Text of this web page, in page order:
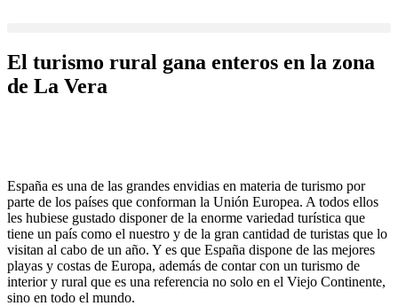
El turismo rural gana enteros en la zona
de La Vera
España es una de las grandes envidias en materia de turismo por
parte de los países que conforman la Unión Europea. A todos ellos
les hubiese gustado disponer de la enorme variedad turística que
tiene un país como el nuestro y de la gran cantidad de turistas que lo
visitan al cabo de un año. Y es que España dispone de las mejores
playas y costas de Europa, además de contar con un turismo de
interior y rural que es una referencia no solo en el Viejo Continente,
sino en todo el mundo.